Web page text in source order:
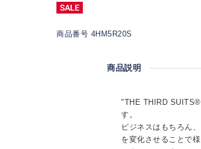
商品番号 4HM5R20S
商品説明
"THE THIRD
す。
ビジネスはもちろん
を変化させることで